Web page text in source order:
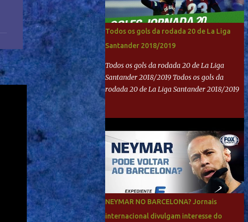
Todos os gols da rodada 20 de La Liga
Santander 2018/2019
Todos os gols da rodada 20 de La Liga
Santander 2018/2019 Todos os gols da
rodada 20 de La Liga Santander 2018/2019
NEYMAR NO BARCELONA? Jornais
internacional divulgam interesse do